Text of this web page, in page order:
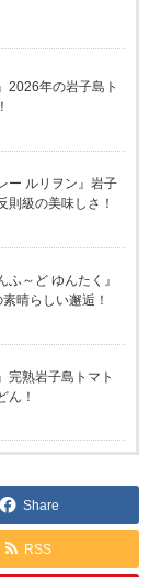
2026年の岩子島ト
ー ルリヲン』岩子
則級の美味しさ！
～ど ゆんたく』
晴らしい邂逅！
完熟岩子島トマト
ん！
Share
RSS